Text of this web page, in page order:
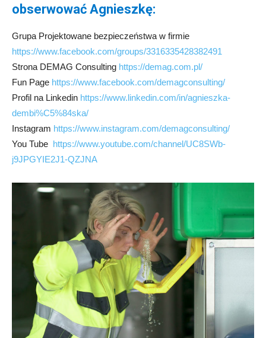
obserwować Agnieszkę:
Grupa Projektowane bezpieczeństwa w firmie
https://www.facebook.com/groups/3316335428382491
Strona DEMAG Consulting https://demag.com.pl/
Fun Page https://www.facebook.com/demagconsulting/
Profil na Linkedin https://www.linkedin.com/in/agnieszka-
dembi%C5%84ska/
Instagram https://www.instagram.com/demagconsulting/
You Tube https://www.youtube.com/channel/UC8SWb-
j9JPGYIE2J1-QZJNA